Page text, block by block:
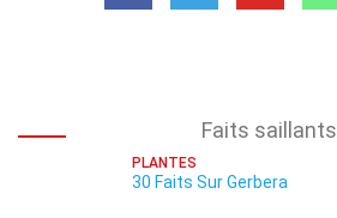
Faits saillants
PLANTES
30 Faits Sur Gerbera